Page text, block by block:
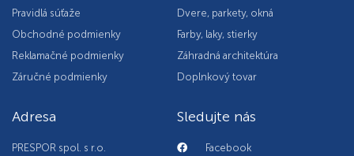
Pravidlá súťaže
Obchodné podmienky
Reklamačné podmienky
Záručné podmienky
Dvere, parkety, okná
Farby, laky, stierky
Záhradná architektúra
Doplnkový tovar
Adresa
PRESPOR spol. s r.o.
Sledujte nás
Facebook